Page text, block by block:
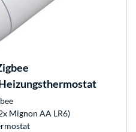
Mignon AA LR6)